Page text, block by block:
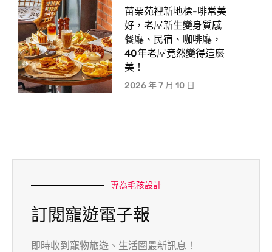
苗栗苑裡新地標-啡常美
好，老屋新生變身質感
餐廳、民宿、咖啡廳，
40年老屋竟然變得這麼
美！
2026 年 7 月 10 日
專為毛孩設計
訂閱寵遊電子報
即時收到寵物旅遊、生活圈最新訊息！